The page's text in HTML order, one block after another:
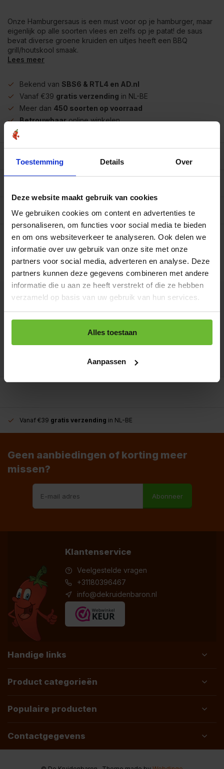
Toestemming Details Over
Deze website maakt gebruik van cookies
We gebruiken cookies om content en advertenties te
personaliseren, om functies voor social media te bieden
en om ons websiteverkeer te analyseren. Ook delen we
informatie over uw gebruik van onze site met onze
partners voor social media, adverteren en analyse. Deze
partners kunnen deze gegevens combineren met andere
informatie die u aan ze heeft verstrekt of die ze hebben
verzameld op basis van uw gebruik van hun services.
Alles toestaan
Aanpassen
Onze Hamburgersaus is een must voor op je hamburger, maar
eigenlijk op alle soorten vlees en zelfs op je patat! de saus
bevat diverse groene kruiden en uitjes heeft een BBQ
grill/houtskool smaak.
Lees meer
Bekend van SBS6 & RTL4 en AD.nl
Vanaf €39 gratis verzending in NL-BE
Meer dan 450 soorten op voorraad
Betrouwbaaronline winkelen
Allergenen/voedingswaarden per 100 gram
Op werkdagen voor 15.00 uur besteld, dezelfde dag
verzonden.
Fles 500 ml
Art# 18607
Op voorraad
€4,30
Kunnen we je helpen?
Vanaf €39 gratis verzending in NL-BE
Geen aanbiedingen of korting meer
missen?
Abonneer
Klantenservice
Veelgestelde vragen
+31180396467
info@dekruidenbaron.nl
Handige links
Product categorieën
Populaire producten
Contactgegevens